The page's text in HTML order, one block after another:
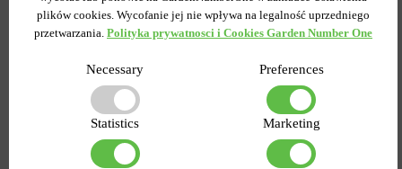
DO KOSZYKA DO KOSZYKA
plików cookies. Wycofanie jej nie wpływa na legalność uprzedniego
przetwarzania. Polityka prywatnosci i Cookies Garden Number One
Necessary Preferences
Statistics Marketing